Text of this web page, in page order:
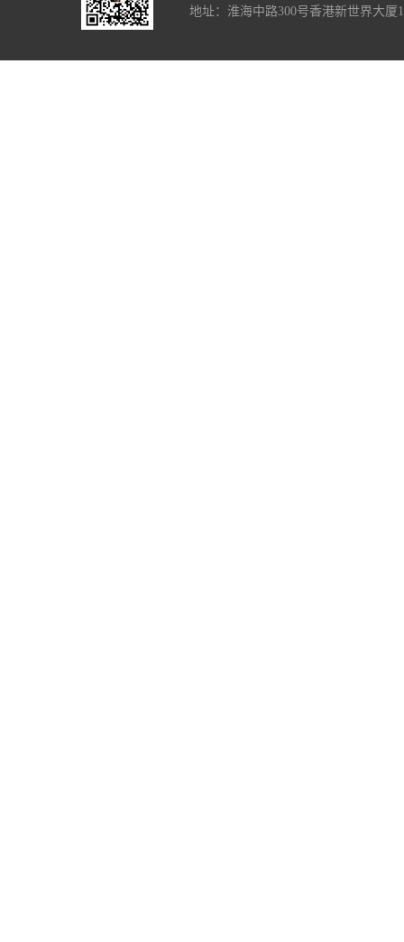
地址：淮海中路300号香港新世界大厦